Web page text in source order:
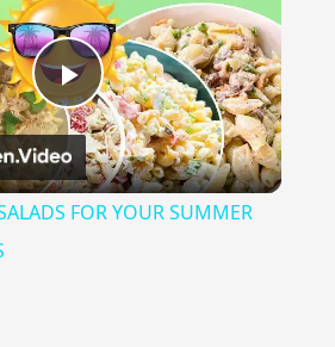
Play
Video
FOR YOUR SUMMER